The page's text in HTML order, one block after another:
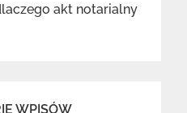
akt notarialny
WPISÓW